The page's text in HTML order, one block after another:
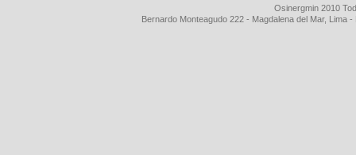
Osinergmin 2010
Bernardo Monteagudo 222 - Magdalena del Mar, Lima